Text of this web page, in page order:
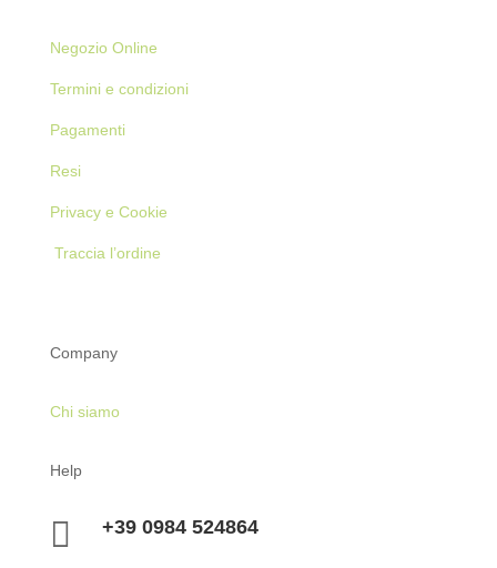
Negozio Online
Termini e condizioni
Pagamenti
Resi
Privacy e Cookie
Traccia l’ordine
Company
Chi siamo
Help
 +39 0984 524864